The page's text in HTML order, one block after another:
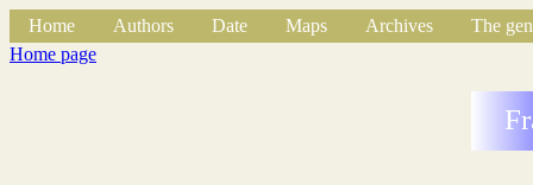
Home Authors Date Maps Archives
The
Home page